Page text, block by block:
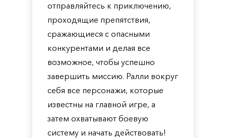
отправляйтесь к приключению,
проходящие препятствия,
сражающиеся с опасными
конкурентами и делая все
возможное, чтобы успешно
завершить миссию. Ралли вокруг
себя все персонажи, которые
известны на главной игре, а
затем охватывают боевую
систему и начать действовать!